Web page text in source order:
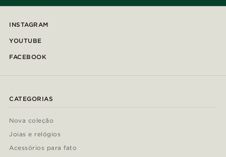
INSTAGRAM
YOUTUBE
FACEBOOK
CATEGORIAS
Nova coleção
Joias e relógios
Acessórios para fato